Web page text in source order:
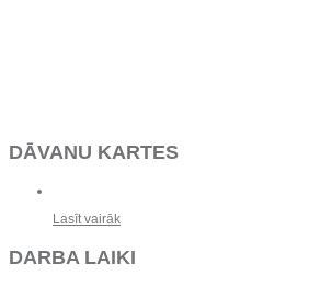
DĀVANU KARTES
Lasīt vairāk
DARBA LAIKI